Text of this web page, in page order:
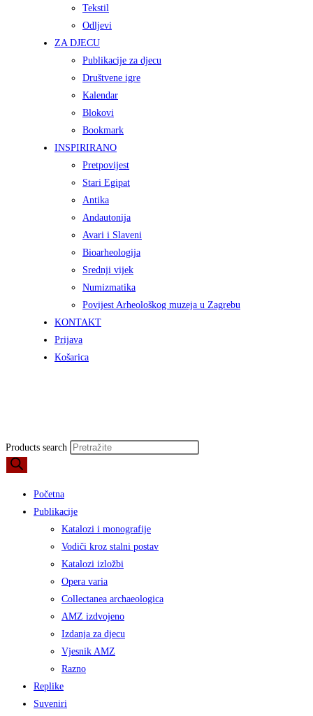
Tekstil
Odljevi
ZA DJECU
Publikacije za djecu
Društvene igre
Kalendar
Blokovi
Bookmark
INSPIRIRANO
Pretpovijest
Stari Egipat
Antika
Andautonija
Avari i Slaveni
Bioarheologija
Srednji vijek
Numizmatika
Povijest Arheološkog muzeja u Zagrebu
KONTAKT
Prijava
Košarica
Products search
Početna
Publikacije
Katalozi i monografije
Vodiči kroz stalni postav
Katalozi izložbi
Opera varia
Collectanea archaeologica
AMZ izdvojeno
Izdanja za djecu
Vjesnik AMZ
Razno
Replike
Suveniri